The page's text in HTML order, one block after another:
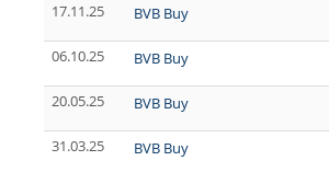
17.11.25
BVB Buy
06.10.25
BVB Buy
20.05.25
BVB Buy
31.03.25
BVB Buy